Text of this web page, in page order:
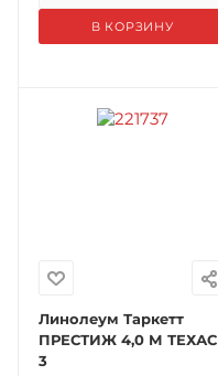
В КОРЗИНУ
Линолеум Таркетт
ПРЕСТИЖ 4,0 М ТЕХАС
3